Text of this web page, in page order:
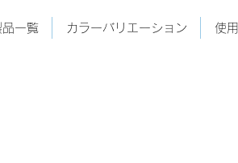
品一覧 カラーバリエーション 使